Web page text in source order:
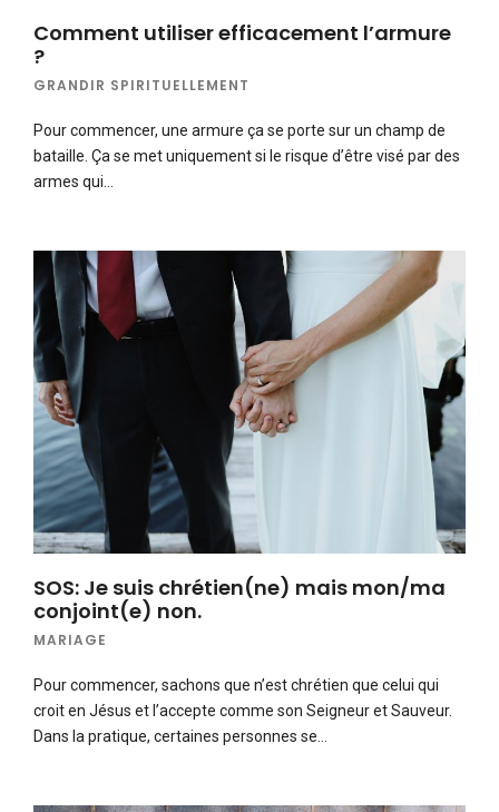
Comment utiliser efficacement l’armure
?
GRANDIR SPIRITUELLEMENT
Pour commencer, une armure ça se porte sur un champ de
bataille. Ça se met uniquement si le risque d’être visé par des
armes qui…
SOS: Je suis chrétien(ne) mais mon/ma
conjoint(e) non.
MARIAGE
Pour commencer, sachons que n’est chrétien que celui qui
croit en Jésus et l’accepte comme son Seigneur et Sauveur.
Dans la pratique, certaines personnes se…